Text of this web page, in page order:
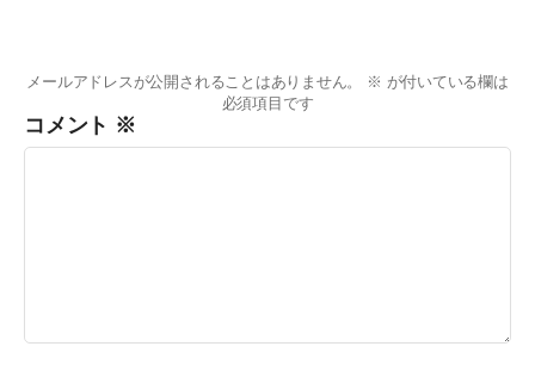
メールアドレスが公開されることはありません。 ※ が付いている欄は
必須項目です
コメント ※